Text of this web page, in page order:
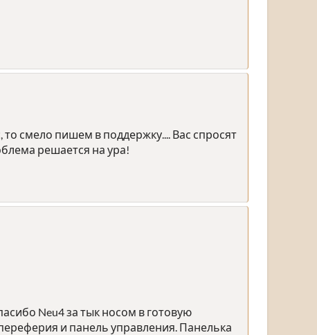
смело пишем в поддержку.... Вас спросят
решается на ура!
Neu4 за тык носом в готовую
и панель управления. Панелька